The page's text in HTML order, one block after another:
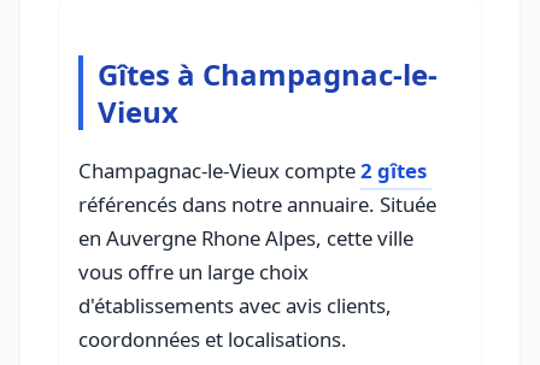
Gîtes à Champagnac-le-
Vieux
Champagnac-le-Vieux compte2 gîtes
référencés dans notre annuaire. Située
en Auvergne Rhone Alpes, cette ville
vous offre un large choix
d'établissements avec avis clients,
coordonnées et localisations.